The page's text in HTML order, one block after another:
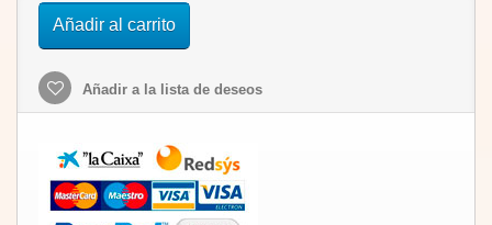
Añadir al carrito
Añadir a la lista de deseos